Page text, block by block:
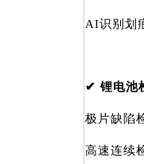
AI识别划
✔ 锂电池
极片缺陷
高速连续